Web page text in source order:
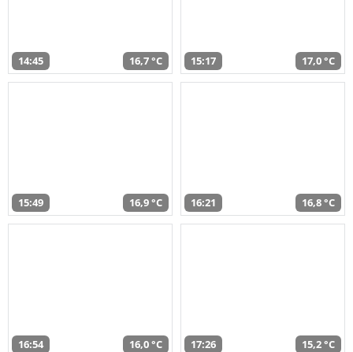
14:45 16,7 °C 15:17 17,0 °C
15:49 16,9 °C 16:21 16,8 °C
16:54 16,0 °C 17:26 15,2 °C